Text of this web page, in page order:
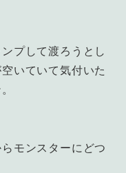
プして渡ろうとし
いていて気付いた
モンスターにどつ